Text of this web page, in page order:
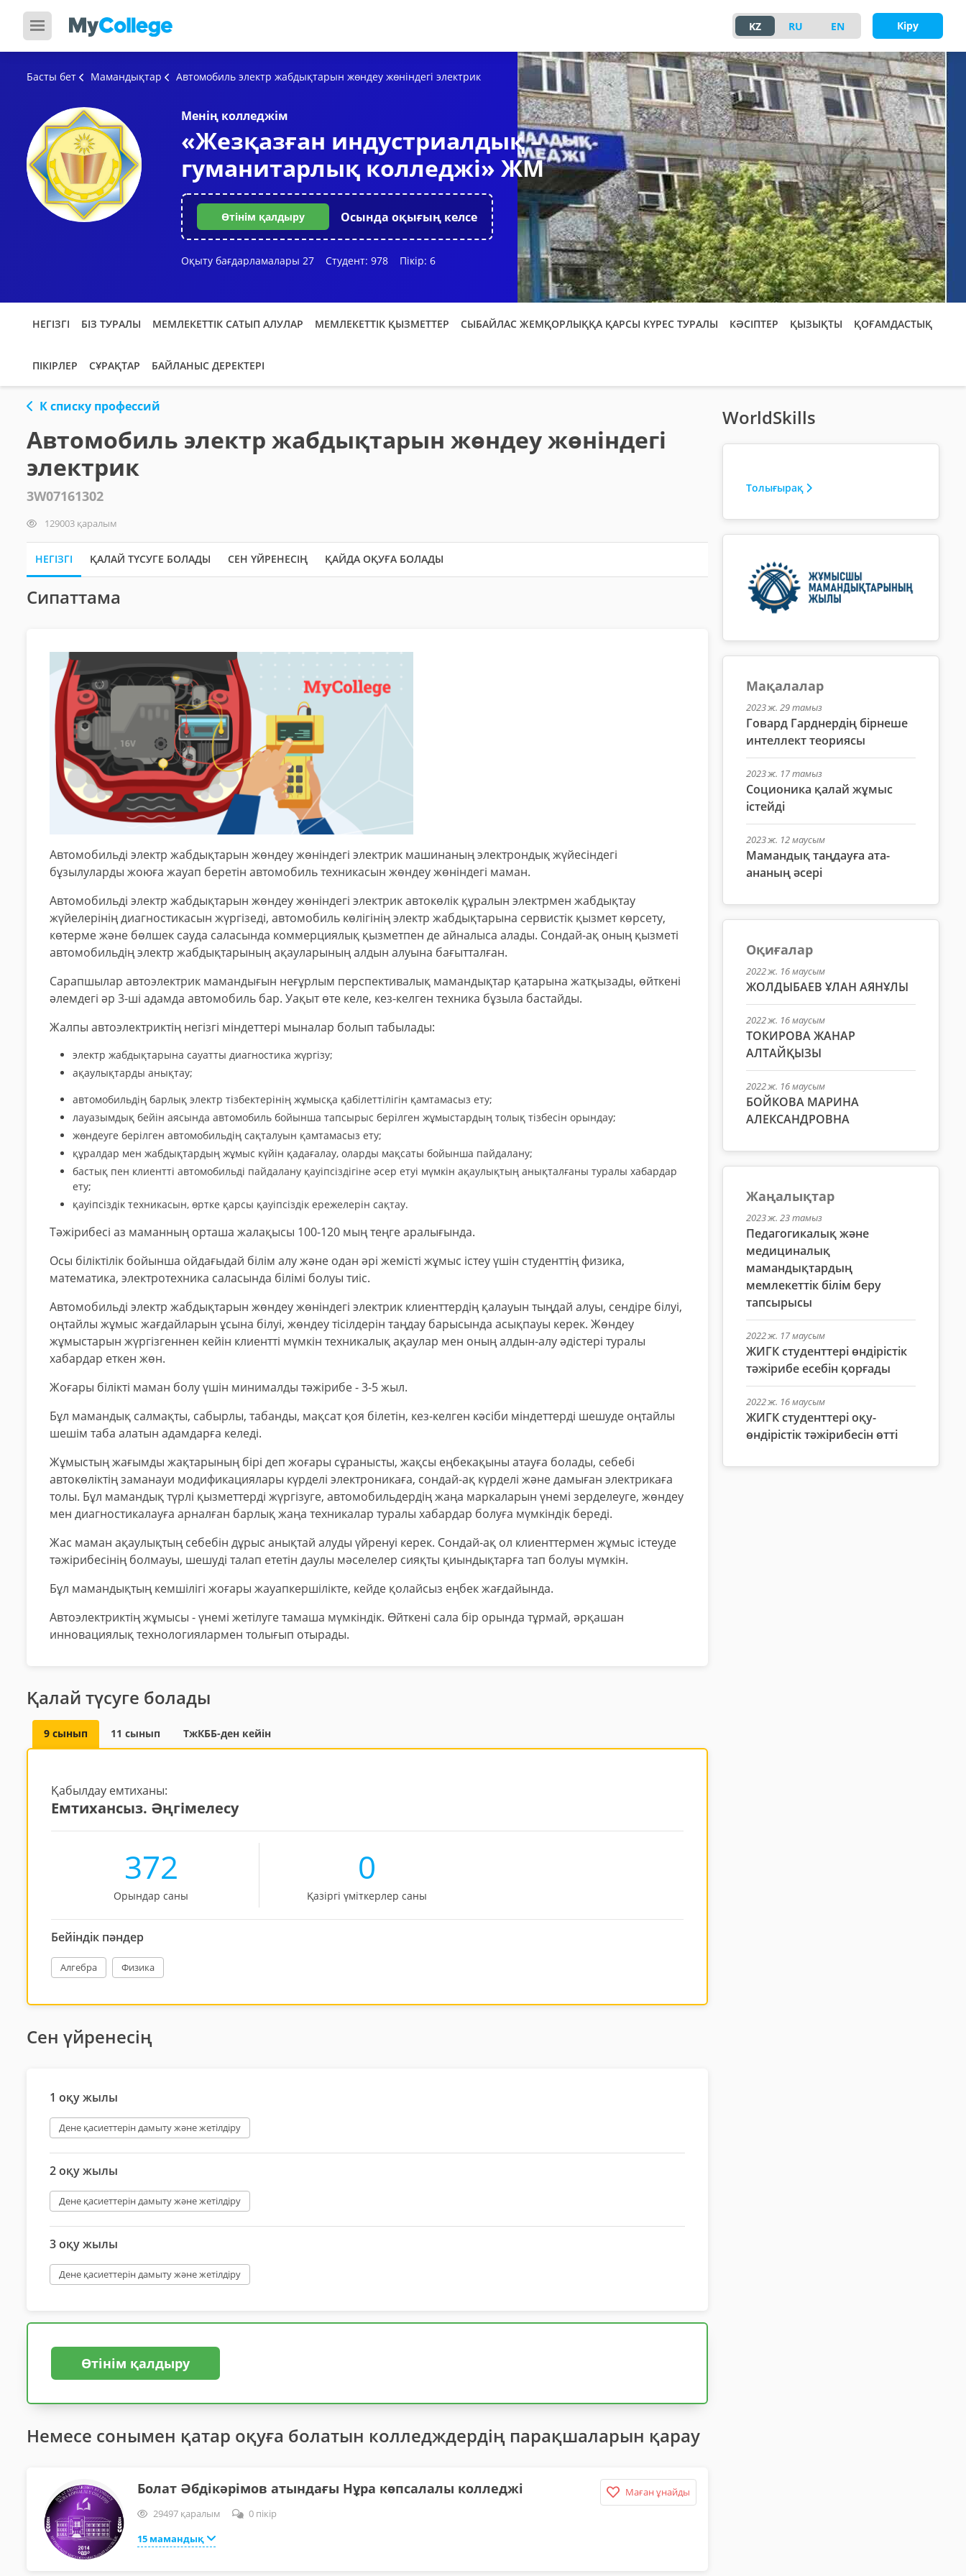
KZ RU EN Кіру
Басты бет Мамандықтар Автомобиль электр жабдықтарын жөндеу жөніндегі электрик
Менің колледжім
«Жезқазған индустриалдық –
гуманитарлық колледжі» ЖМ
Өтінім қалдыру Осында оқығың келсе
Оқыту бағдарламалары 27 Студент: 978 Пікір: 6
НЕГІЗГІ БІЗ ТУРАЛЫ МЕМЛЕКЕТТІК САТЫП АЛУЛАР МЕМЛЕКЕТТІК ҚЫЗМЕТТЕР СЫБАЙЛАС ЖЕМҚОРЛЫҚҚА ҚАРСЫ КҮРЕС ТУРАЛЫ КӘСІПТЕР ҚЫЗЫҚТЫ ҚОҒАМДАСТЫҚ
ПІКІРЛЕР СҰРАҚТАР БАЙЛАНЫС ДЕРЕКТЕРІ
К списку профессий
Автомобиль электр жабдықтарын жөндеу жөніндегі
электрик
3W07161302
129003 қаралым
НЕГІЗГІ ҚАЛАЙ ТҮСУГЕ БОЛАДЫ СЕН ҮЙРЕНЕСІҢ ҚАЙДА ОҚУҒА БОЛАДЫ
Сипаттама
Автомобильді электр жабдықтарын жөндеу жөніндегі электрик машинаның электрондық жүйесіндегі
бұзылуларды жоюға жауап беретін автомобиль техникасын жөндеу жөніндегі маман.
Автомобильді электр жабдықтарын жөндеу жөніндегі электрик автокөлік құралын электрмен жабдықтау
жүйелерінің диагностикасын жүргізеді, автомобиль көлігінің электр жабдықтарына сервистік қызмет көрсету,
көтерме және бөлшек сауда саласында коммерциялық қызметпен де айналыса алады. Сондай-ақ оның қызметі
автомобильдің электр жабдықтарының ақауларының алдын алуына бағытталған.
Сарапшылар автоэлектрик мамандығын неғұрлым перспективалық мамандықтар қатарына жатқызады, өйткені
әлемдегі әр 3-ші адамда автомобиль бар. Уақыт өте келе, кез-келген техника бұзыла бастайды.
Жалпы автоэлектриктің негізгі міндеттері мыналар болып табылады:
электр жабдықтарына сауатты диагностика жүргізу;
ақаулықтарды анықтау;
автомобильдің барлық электр тізбектерінің жұмысқа қабілеттілігін қамтамасыз ету;
лауазымдық бейін аясында автомобиль бойынша тапсырыс берілген жұмыстардың толық тізбесін орындау;
жөндеуге берілген автомобильдің сақталуын қамтамасыз ету;
құралдар мен жабдықтардың жұмыс күйін қадағалау, оларды мақсаты бойынша пайдалану;
бастық пен клиентті автомобильді пайдалану қауіпсіздігіне әсер етуі мүмкін ақаулықтың анықталғаны туралы хабардар
ету;
қауіпсіздік техникасын, өртке қарсы қауіпсіздік ережелерін сақтау.
Тәжірибесі аз маманның орташа жалақысы 100-120 мың теңге аралығында.
Осы біліктілік бойынша ойдағыдай білім алу және одан әрі жемісті жұмыс істеу үшін студенттің физика,
математика, электротехника саласында білімі болуы тиіс.
Автомобильді электр жабдықтарын жөндеу жөніндегі электрик клиенттердің қалауын тыңдай алуы, сендіре білуі,
оңтайлы жұмыс жағдайларын ұсына білуі, жөндеу тісілдерін таңдау барысында асықпауы керек. Жөндеу
жұмыстарын жүргізгеннен кейін клиентті мүмкін техникалық ақаулар мен оның алдын-алу әдістері туралы
хабардар еткен жөн.
Жоғары білікті маман болу үшін минималды тәжірибе - 3-5 жыл.
Бұл мамандық салмақты, сабырлы, табанды, мақсат қоя білетін, кез-келген кәсіби міндеттерді шешуде оңтайлы
шешім таба алатын адамдарға келеді.
Жұмыстың жағымды жақтарының бірі деп жоғары сұранысты, жақсы еңбекақыны атауға болады, себебі
автокөліктің заманауи модификациялары күрделі электроникаға, сондай-ақ күрделі және дамыған электрикаға
толы. Бұл мамандық түрлі қызметтерді жүргізуге, автомобильдердің жаңа маркаларын үнемі зерделеуге, жөндеу
мен диагностикалауға арналған барлық жаңа техникалар туралы хабардар болуға мүмкіндік береді.
Жас маман ақаулықтың себебін дұрыс анықтай алуды үйренуі керек. Сондай-ақ ол клиенттермен жұмыс істеуде
тәжірибесінің болмауы, шешуді талап ететін даулы мәселелер сияқты қиындықтарға тап болуы мүмкін.
Бұл мамандықтың кемшілігі жоғары жауапкершілікте, кейде қолайсыз еңбек жағдайында.
Автоэлектриктің жұмысы - үнемі жетілуге тамаша мүмкіндік. Өйткені сала бір орында тұрмай, әрқашан
инновациялық технологиялармен толығып отырады.
Қалай түсуге болады
9 сынып 11 сынып ТжКББ-ден кейін
Қабылдау емтиханы:
Емтихансыз. Әңгімелесу
372
Орындар саны
0
Қазіргі үміткерлер саны
Бейіндік пәндер
Алгебра Физика
Сен үйренесің
1 оқу жылы
Дене қасиеттерін дамыту және жетілдіру
2 оқу жылы
Дене қасиеттерін дамыту және жетілдіру
3 оқу жылы
Дене қасиеттерін дамыту және жетілдіру
Өтінім қалдыру
Немесе сонымен қатар оқуға болатын колледждердің парақшаларын қарау
Болат Әбдікәрімов атындағы Нұра көпсалалы колледжі
29497 қаралым
0 пікір
15 мамандық
Маған ұнайды
WorldSkills
Толығырақ
Мақалалар
2023 ж. 29 тамыз
Говард Гарднердің бірнеше
интеллект теориясы
2023 ж. 17 тамыз
Соционика қалай жұмыс
істейді
2023 ж. 12 маусым
Мамандық таңдауға ата-
ананың әсері
Оқиғалар
2022 ж. 16 маусым
ЖОЛДЫБАЕВ ҰЛАН АЯНҰЛЫ
2022 ж. 16 маусым
ТОКИРОВА ЖАНАР
АЛТАЙҚЫЗЫ
2022 ж. 16 маусым
БОЙКОВА МАРИНА
АЛЕКСАНДРОВНА
Жаңалықтар
2023 ж. 23 тамыз
Педагогикалық және
медициналық
мамандықтардың
мемлекеттік білім беру
тапсырысы
2022 ж. 17 маусым
ЖИГК студенттері өндірістік
тәжірибе есебін қорғады
2022 ж. 16 маусым
ЖИГК студенттері оқу-
өндірістік тәжірибесін өтті